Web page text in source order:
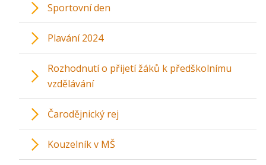
Sportovní den
Plavání 2024
Rozhodnutí o přijetí žáků k předškolnímu
vzdělávání
Čarodějnický rej
Kouzelník v MŠ